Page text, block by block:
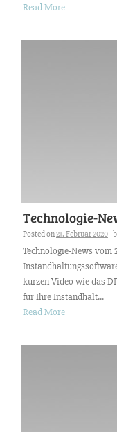
Read More
Technologie-
Posted on21. Februar 2020
Technologie-News vom
kurzen Video wie das
für Ihre Instandhalt...
Read More